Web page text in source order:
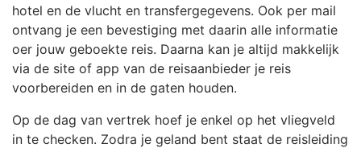
hotel en de vlucht en transfergegevens. Ook per mail
ontvang je een bevestiging met daarin alle informatie
oer jouw geboekte reis. Daarna kan je altijd makkelijk
via de site of app van de reisaanbieder je reis
voorbereiden en in de gaten houden.
Op de dag van vertrek hoef je enkel op het vliegveld
in te checken. Zodra je geland bent staat de reisleiding